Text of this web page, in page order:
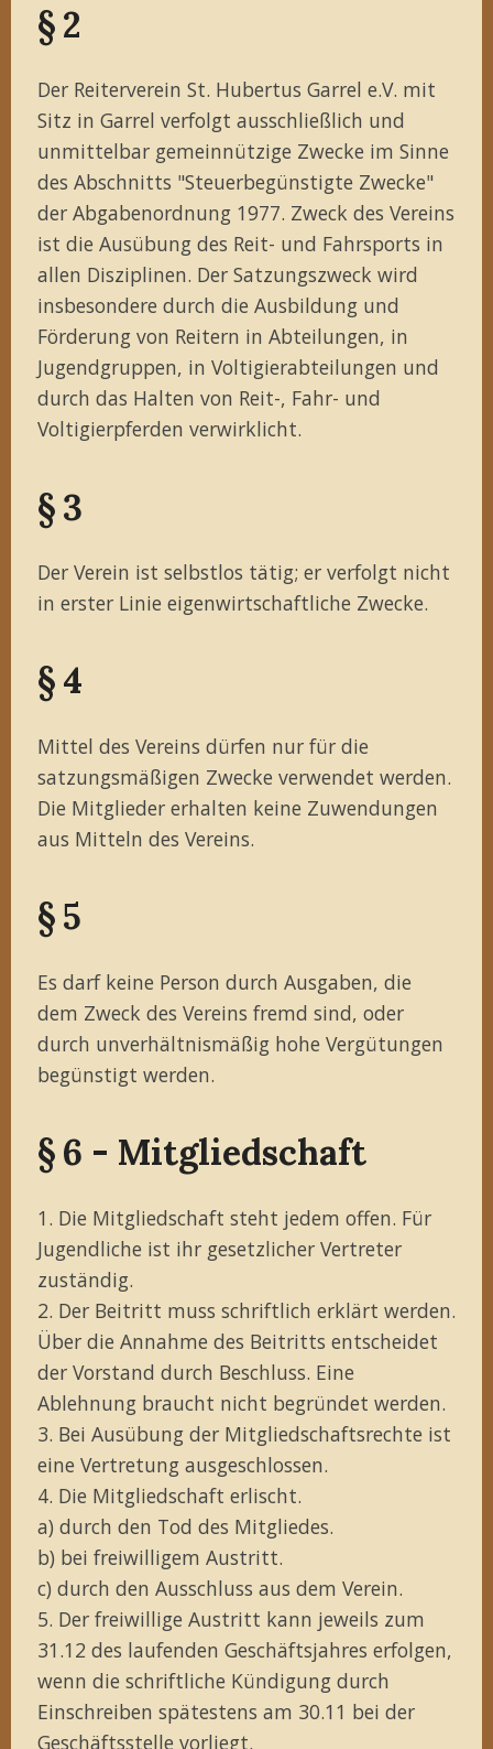
§ 2
Der Reiterverein St. Hubertus Garrel e.V. mit
Sitz in Garrel verfolgt ausschließlich und
unmittelbar gemeinnützige Zwecke im Sinne
des Abschnitts "Steuerbegünstigte Zwecke"
der Abgabenordnung 1977. Zweck des Vereins
ist die Ausübung des Reit- und Fahrsports in
allen Disziplinen. Der Satzungszweck wird
insbesondere durch die Ausbildung und
Förderung von Reitern in Abteilungen, in
Jugendgruppen, in Voltigierabteilungen und
durch das Halten von Reit-, Fahr- und
Voltigierpferden verwirklicht.
§ 3
Der Verein ist selbstlos tätig; er verfolgt nicht
in erster Linie eigenwirtschaftliche Zwecke.
§ 4
Mittel des Vereins dürfen nur für die
satzungsmäßigen Zwecke verwendet werden.
Die Mitglieder erhalten keine Zuwendungen
aus Mitteln des Vereins.
§ 5
Es darf keine Person durch Ausgaben, die
dem Zweck des Vereins fremd sind, oder
durch unverhältnismäßig hohe Vergütungen
begünstigt werden.
§ 6 - Mitgliedschaft
1. Die Mitgliedschaft steht jedem offen. Für
Jugendliche ist ihr gesetzlicher Vertreter
zuständig.
2. Der Beitritt muss schriftlich erklärt werden.
Über die Annahme des Beitritts entscheidet
der Vorstand durch Beschluss. Eine
Ablehnung braucht nicht begründet werden.
3. Bei Ausübung der Mitgliedschaftsrechte ist
eine Vertretung ausgeschlossen.
4. Die Mitgliedschaft erlischt.
a) durch den Tod des Mitgliedes.
b) bei freiwilligem Austritt.
c) durch den Ausschluss aus dem Verein.
5. Der freiwillige Austritt kann jeweils zum
31.12 des laufenden Geschäftsjahres erfolgen,
wenn die schriftliche Kündigung durch
Einschreiben spätestens am 30.11 bei der
Geschäftsstelle vorliegt.